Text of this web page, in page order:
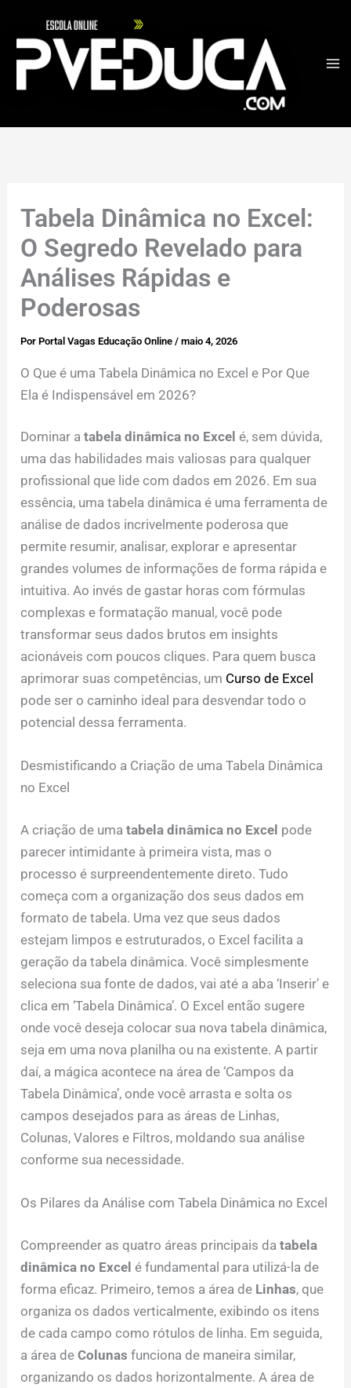
Tabela Dinâmica no Excel:
O Segredo Revelado para
Análises Rápidas e
Poderosas
PorPortal Vagas Educação Online/maio 4, 2026
O Que é uma Tabela Dinâmica no Excel e Por Que
Ela é Indispensável em 2026?
Dominar atabela dinâmica no Excel é, sem dúvida,
uma das habilidades mais valiosas para qualquer
profissional que lide com dados em 2026. Em sua
essência, uma tabela dinâmica é uma ferramenta de
análise de dados incrivelmente poderosa que
permite resumir, analisar, explorar e apresentar
grandes volumes de informações de forma rápida e
intuitiva. Ao invés de gastar horas com fórmulas
complexas e formatação manual, você pode
transformar seus dados brutos em insights
acionáveis com poucos cliques. Para quem busca
aprimorar suas competências, um Curso de Excel
pode ser o caminho ideal para desvendar todo o
potencial dessa ferramenta.
Desmistificando a Criação de uma Tabela Dinâmica
no Excel
A criação de umatabela dinâmica no Excel pode
parecer intimidante à primeira vista, mas o
processo é surpreendentemente direto. Tudo
começa com a organização dos seus dados em
formato de tabela. Uma vez que seus dados
estejam limpos e estruturados, o Excel facilita a
geração da tabela dinâmica. Você simplesmente
seleciona sua fonte de dados, vai até a aba ‘Inserir’ e
clica em ‘Tabela Dinâmica’. O Excel então sugere
onde você deseja colocar sua nova tabela dinâmica,
seja em uma nova planilha ou na existente. A partir
daí, a mágica acontece na área de ‘Campos da
Tabela Dinâmica’, onde você arrasta e solta os
campos desejados para as áreas de Linhas,
Colunas, Valores e Filtros, moldando sua análise
conforme sua necessidade.
Os Pilares da Análise com Tabela Dinâmica no Excel
Compreender as quatro áreas principais databela
dinâmica no Excel é fundamental para utilizá-la de
forma eficaz. Primeiro, temos a área de Linhas, que
organiza os dados verticalmente, exibindo os itens
de cada campo como rótulos de linha. Em seguida,
a área deColunas funciona de maneira similar,
organizando os dados horizontalmente. A área de